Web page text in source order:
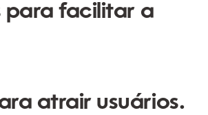
para facilitar a
atrair usuários.